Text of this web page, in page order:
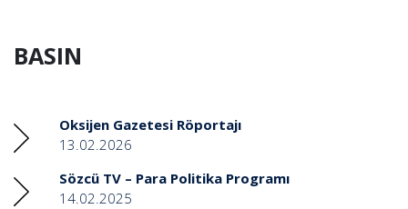
BASIN
Oksijen Gazetesi Röportajı
13.02.2026
Sözcü TV – Para Politika Programı
14.02.2025